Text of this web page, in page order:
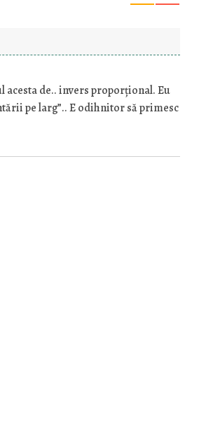
acesta de.. invers proporţional. Eu
pe larg”.. E odihnitor să primesc